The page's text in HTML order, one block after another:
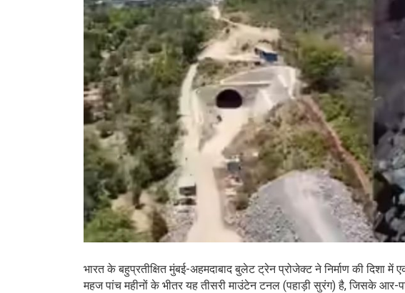
भारत के बहुप्रतीक्षित मुंबई-अहमदाबाद बुलेट ट्रेन प्रोजेक्ट ने निर्माण की दिशा
महज पांच महीनों के भीतर यह तीसरी माउंटेन टनल (पहाड़ी सुरंग) है, जिसके